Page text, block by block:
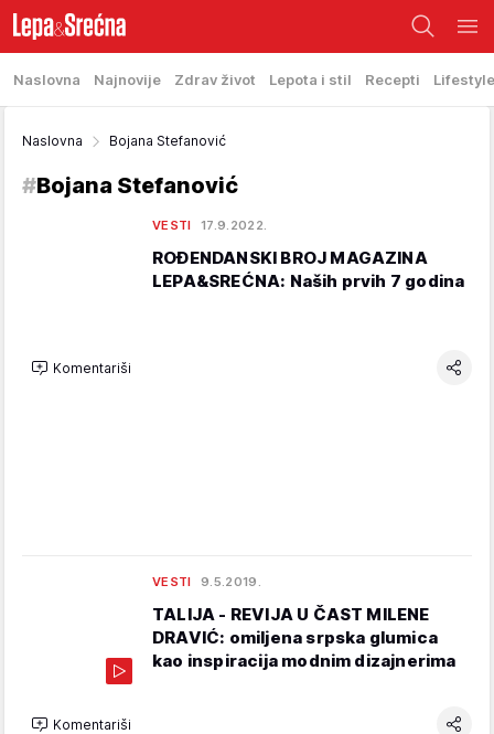
Naslovna Najnovije Zdrav život Lepota i stil Recepti Lifestyle
Naslovna Bojana Stefanović
#Bojana Stefanović
VESTI 17.9.2022.
ROĐENDANSKI BROJ MAGAZINA
LEPA&SREĆNA: Naših prvih 7 godina
Komentariši
VESTI 9.5.2019.
TALIJA - REVIJA U ČAST MILENE
DRAVIĆ: omiljena srpska glumica
kao inspiracija modnim dizajnerima
Komentariši